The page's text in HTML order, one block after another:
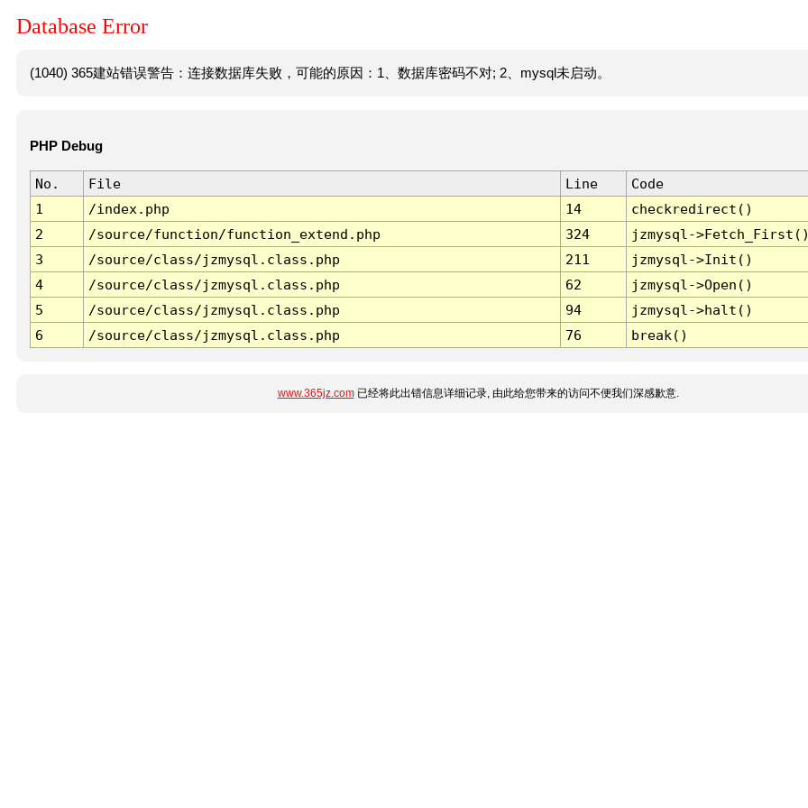
Database Error
(1040) 365建站错误警告：连接数据库失败，可能的原因：1、数据库密码不对; 2、mysql未启动。
PHP Debug
No. File Line
Code
1
/index.php 14
checkredirect()
2
/source/function/function_extend.php 324
jzmysql-
3
/source/class/jzmysql.class.php 211
jzmysql->Init()
4
/source/class/jzmysql.class.php 62
jzmysql->Open()
5
/source/class/jzmysql.class.php 94
jzmysql->halt()
6
/source/class/jzmysql.class.php 76 break()
www.365jz.com已经将此出错信息详细记录, 由此给您带来的访问不便我们深感歉意.